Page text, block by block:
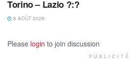
Torino – Lazio ?:?
8 AOÛT 2026
Please login to join discussion
PUBLICITÉ